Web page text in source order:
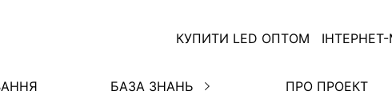
КУПИТИ LED ОПТОМ
БАЗА ЗНАНЬ ПРО ПРОЕКТ